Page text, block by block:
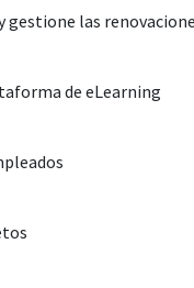
gestione las
de eLearning